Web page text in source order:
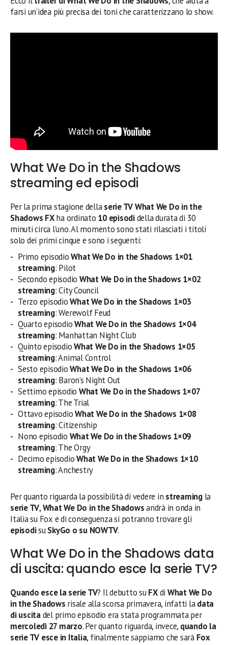
farsi un’idea più precisa dei toni che caratterizzano lo show.
What We Do in the Shadows
streaming ed episodi
Per la prima stagione dellaserie TV What We Do in the
Shadows FXha ordinato 10 episodidella durata di 30
minuti circa l’uno. Al momento sono stati rilasciati i titoli
solo dei primi cinque e sono i seguenti:
Primo episodioWhat We Do in the Shadows 1×01
streaming: Pilot
Secondo episodio What We Do in the Shadows 1×02
streaming: City Council
Terzo episodioWhat We Do in the Shadows 1×03
streaming: Werewolf Feud
Quarto episodioWhat We Do in the Shadows 1×04
streaming: Manhattan Night Club
Quinto episodioWhat We Do in the Shadows 1×05
streaming: Animal Control
Sesto episodioWhat We Do in the Shadows 1×06
streaming: Baron’s Night Out
Settimo episodio What We Do in the Shadows 1×07
streaming: The Trial
Ottavo episodioWhat We Do in the Shadows 1×08
streaming: Citizenship
Nono episodio What We Do in the Shadows 1×09
streaming: The Orgy
Decimo episodioWhat We Do in the Shadows 1×10
streaming: Anchestry
Per quanto riguarda la possibilità di vedere in streaming la
serie TV,What We Do in the Shadowsandrà in onda in
Italia su Fox e di conseguenza si potranno trovare gli
episodisuSkyGo o su NOWTV.
What We Do in the Shadows data
di uscita: quando esce la serie TV?
Quando esce la serie TV? Il debutto suFXdi What We Do
in the Shadows risale alla scorsa primavera, infatti ladata
di uscitadel primo episodio era stata programmata per
mercoledì 27 marzo. Per quanto riguarda, invece, quando la
serie TV esce in Italia, finalmente sappiamo che sarà Fox